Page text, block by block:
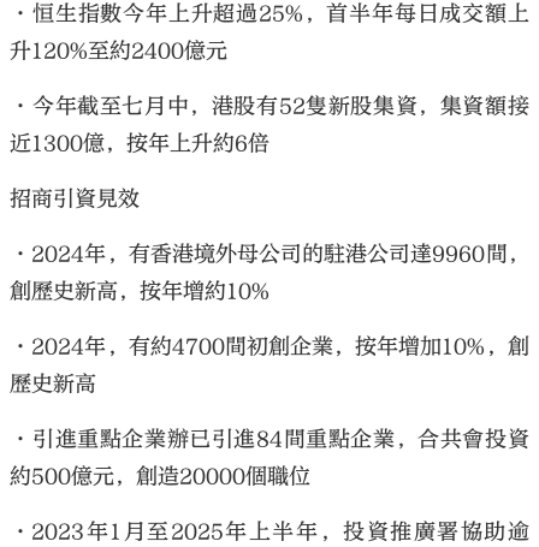
•恒生指數今年上升超過25%，首半年每日成交額上
升120%至約2400億元
•今年截至七月中，港股有52隻新股集資，集資額接
近1300億，按年上升約6倍
招商引資見效
•2024年，有香港境外母公司的駐港公司達9960間，
創歷史新高，按年增約10%
•2024年，有約4700間初創企業，按年增加10%，創
歷史新高
•引進重點企業辦已引進84間重點企業，合共會投資
約500億元，創造20000個職位
•2023年1月至2025年上半年，投資推廣署協助逾